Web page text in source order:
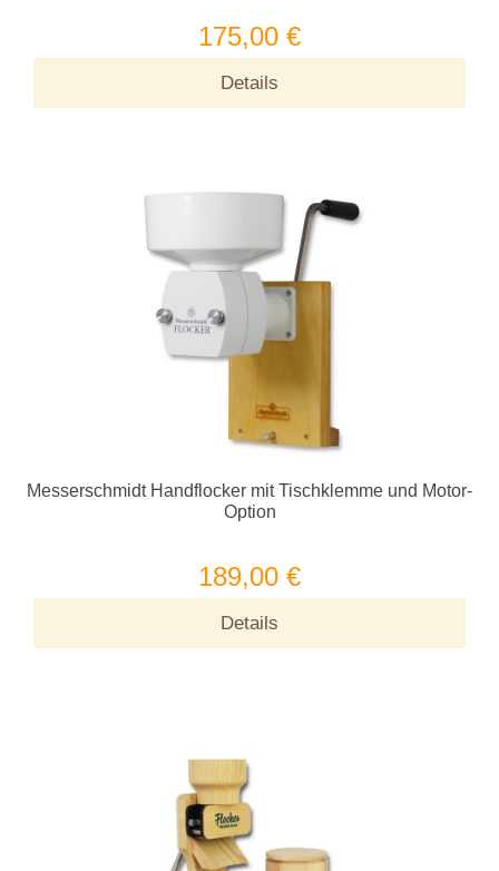
175,00 €
Details
Messerschmidt Handflocker mit Tischklemme und Motor-
Option
189,00 €
Details